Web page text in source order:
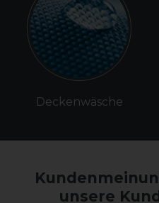
Deckenwäsche
unsere